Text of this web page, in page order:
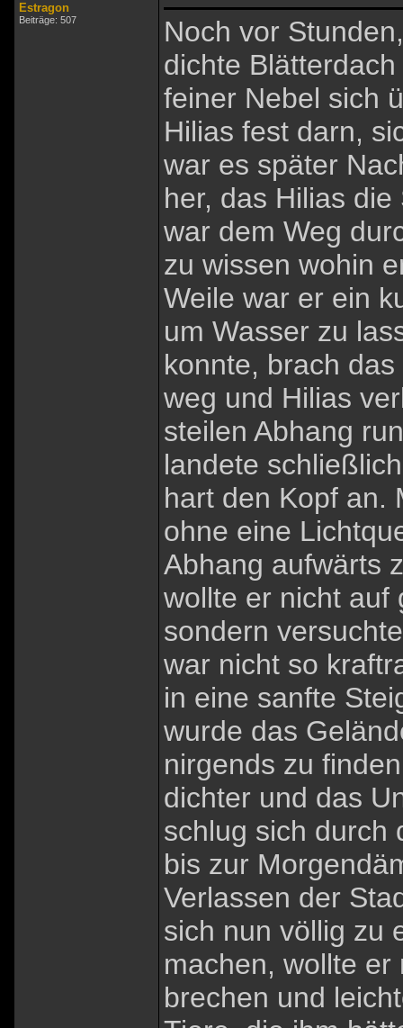
Estragon
Beiträge: 507
Noch vor
dichte
feiner Nebel sich
Hilias fest darn,
war es später
her, das Hilias
war dem Weg
zu wissen wohin
Weile war er ein
um Wasser zu
konnte, brach
weg und Hilias
steilen Abhang
landete
hart den Kopf an.
ohne eine
Abhang aufwärts
wollte er nicht auf
sondern
war nicht so
in eine sanfte
wurde das
nirgends zu
dichter und das
schlug sich durch
bis zur
Verlassen der
sich nun völlig zu
machen, wollte
brechen und